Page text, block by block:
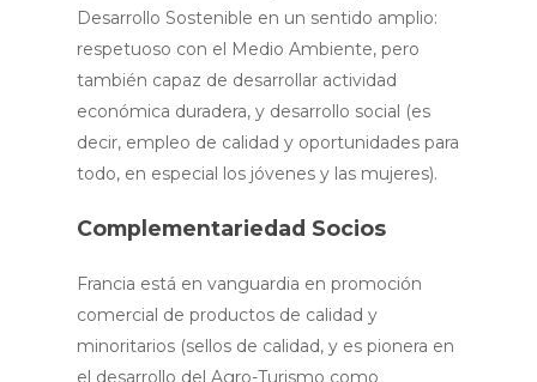
Desarrollo Sostenible en un sentido amplio:
respetuoso con el Medio Ambiente, pero
también capaz de desarrollar actividad
económica duradera, y desarrollo social (es
decir, empleo de calidad y oportunidades para
todo, en especial los jóvenes y las mujeres).
Complementariedad Socios
Francia está en vanguardia en promoción
comercial de productos de calidad y
minoritarios (sellos de calidad, y es pionera en
el desarrollo del Agro-Turismo como